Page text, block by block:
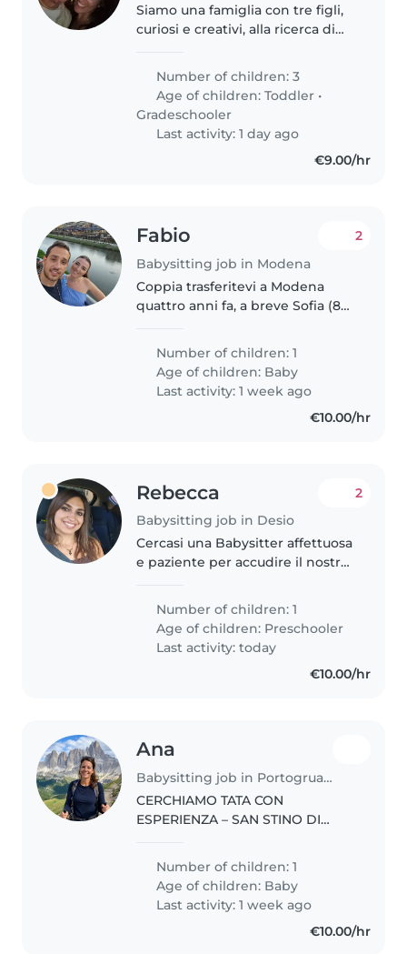
Siamo una famiglia con tre figli,
curiosi e creativi, alla ricerca di
cucinare, aiutare con i compiti e
trascorrere del tempo con loro
Number of children: 3
Age of children:Toddler •
Gradeschooler
Last activity: 1 day ago
€9.00/hr
Fabio
Babysitting job in Modena
2
Coppia trasferitevi a Modena
quattro anni fa, a breve Sofia (8
accompagni e ci supporti in
questa nuova avventura. Mia
moglie..
Number of children: 1
Age of children: Baby
Last activity: 1 week ago
€10.00/hr
Rebecca
Babysitting job in Desio
2
Cercasi una Babysitter affettuosa
e paziente per accudire il nostro
saper cucinare e preferiamo che
la bambinaia venga a casa nostra.
Contattatemi per..
Number of children: 1
Age of children: Preschooler
Last activity: today
€10.00/hr
Ana
Babysitting job in Portogruaro
CERCHIAMO TATA CON
ESPERIENZA – SAN STINO DI
cerca una persona seria,
affidabile e con esperienza
concreta nella cura di neonati e
bambini piccoli. La..
Number of children: 1
Age of children: Baby
Last activity: 1 week ago
€10.00/hr